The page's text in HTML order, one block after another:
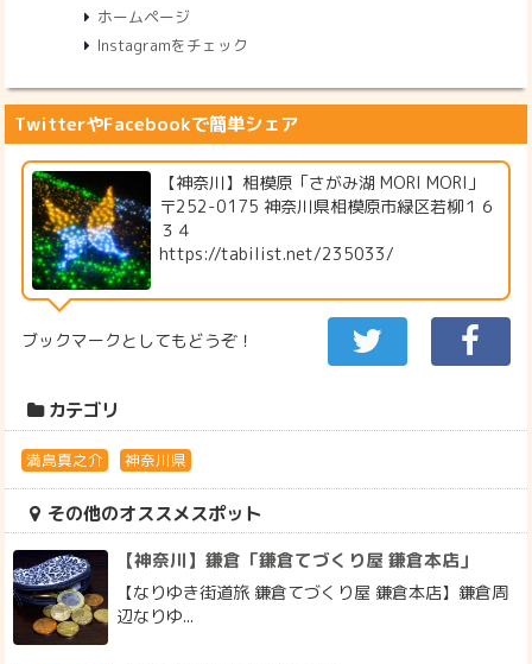
ホームページ
Instagramをチェック
TwitterやFacebookで簡単シェア
【神奈川】相模原「さがみ湖 MORI MORI」
〒252-0175 神奈川県相模原市緑区若柳１６
３４
https://tabilist.net/235033/
ブックマークとしてもどうぞ！
カテゴリ
満島真之介 神奈川県
その他のオススメスポット
【神奈川】鎌倉「鎌倉てづくり屋 鎌倉本店」
【なりゆき街道旅 鎌倉てづくり屋 鎌倉本店】鎌倉周
辺なりゆ...